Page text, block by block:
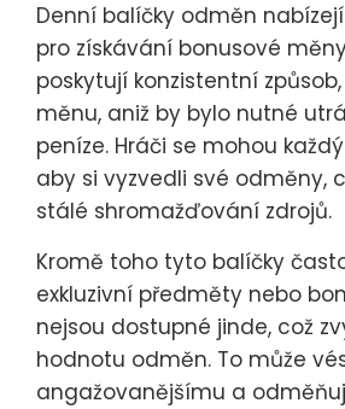
Denní balíčky odměn
pro získávání bonusové
poskytují konzistentní
měnu, aniž by bylo nutné
peníze. Hráči se mohou
aby si vyzvedli své odměny,
stálé shromažďování zdrojů.
Kromě toho tyto balíčky
exkluzivní předměty nebo
nejsou dostupné jinde, což
hodnotu odměn. To může
angažovanějšímu a